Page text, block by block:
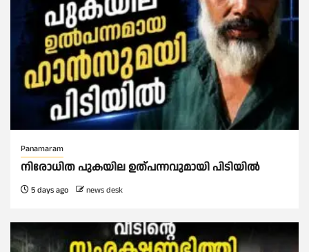
Panamaram
നിരോധിത പുകയില ഉത്പന്നവുമായി പിടിയിൽ
5 days ago news desk